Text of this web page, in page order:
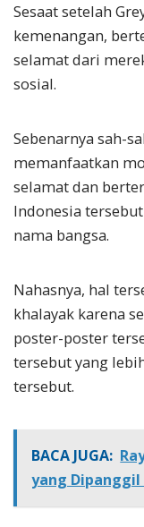
Sesaat setelah
kemenangan,
selamat dari
sosial.
Sebenarnya sah-
memanfaatkan
selamat dan
Indonesia
nama bangsa.
Nahasnya, hal
khalayak karena
poster-poster
tersebut yang
tersebut.
BACA JUGA:
yang Dipanggil